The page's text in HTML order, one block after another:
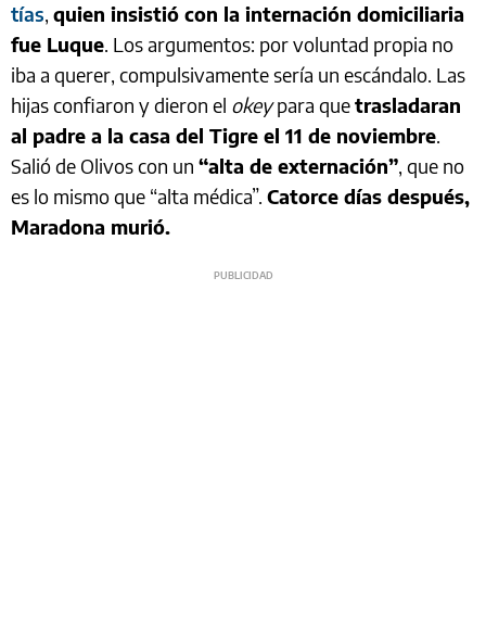
tías, quien insistió con la internación domiciliaria
fue Luque. Los argumentos: por voluntad propia no
iba a querer, compulsivamente sería un escándalo. Las
hijas confiaron y dieron el okeypara quetrasladaran
al padre a la casa del Tigre el 11 de noviembre.
Salió de Olivos con un “alta de externación”, que no
es lo mismo que “alta médica”. Catorce días después,
Maradona murió.